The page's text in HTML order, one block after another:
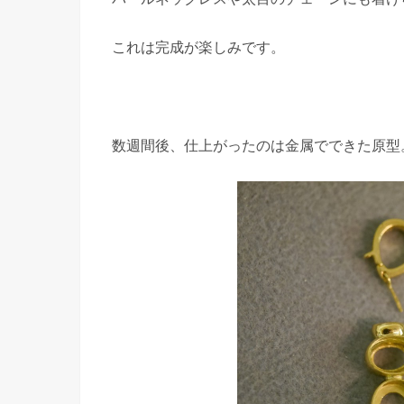
これは完成が楽しみです。
数週間後、仕上がったのは金属でできた原型